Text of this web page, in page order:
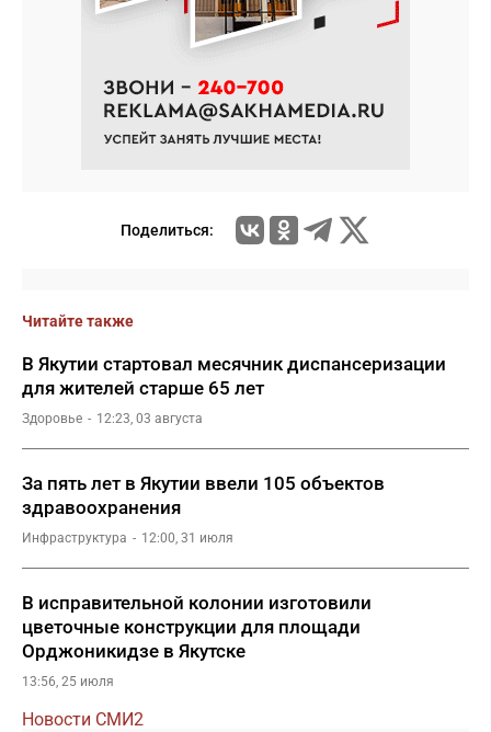
Поделиться:
Читайте также
В Якутии стартовал месячник диспансеризации
для жителей старше 65 лет
Здоровье 12:23, 03 августа
За пять лет в Якутии ввели 105 объектов
здравоохранения
Инфраструктура 12:00, 31 июля
В исправительной колонии изготовили
цветочные конструкции для площади
Орджоникидзе в Якутске
13:56, 25 июля
Новости СМИ2